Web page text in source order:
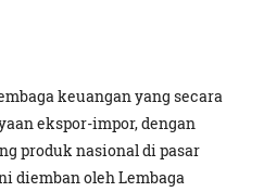
keuangan yang secara
ekspor-impor, dengan
produk nasional di pasar
diemban oleh Lembaga